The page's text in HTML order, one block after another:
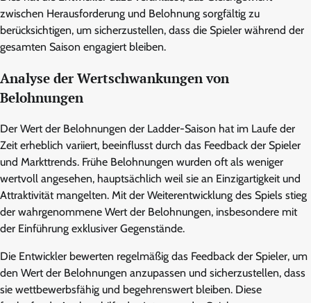
zwischen Herausforderung und Belohnung sorgfältig zu
berücksichtigen, um sicherzustellen, dass die Spieler während der
gesamten Saison engagiert bleiben.
Analyse der Wertschwankungen von
Belohnungen
Der Wert der Belohnungen der Ladder-Saison hat im Laufe der
Zeit erheblich variiert, beeinflusst durch das Feedback der Spieler
und Markttrends. Frühe Belohnungen wurden oft als weniger
wertvoll angesehen, hauptsächlich weil sie an Einzigartigkeit und
Attraktivität mangelten. Mit der Weiterentwicklung des Spiels stieg
der wahrgenommene Wert der Belohnungen, insbesondere mit
der Einführung exklusiver Gegenstände.
Die Entwickler bewerten regelmäßig das Feedback der Spieler, um
den Wert der Belohnungen anzupassen und sicherzustellen, dass
sie wettbewerbsfähig und begehrenswert bleiben. Diese